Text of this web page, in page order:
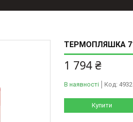
ТЕРМОПЛЯШКА
1 794 ₴
В наявності Код:
Купити